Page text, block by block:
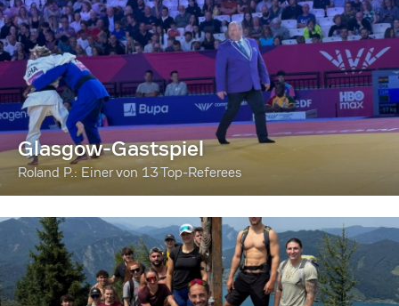
Glasgow-Gastspiel
Roland P.: Einer von 13 Top-Referees